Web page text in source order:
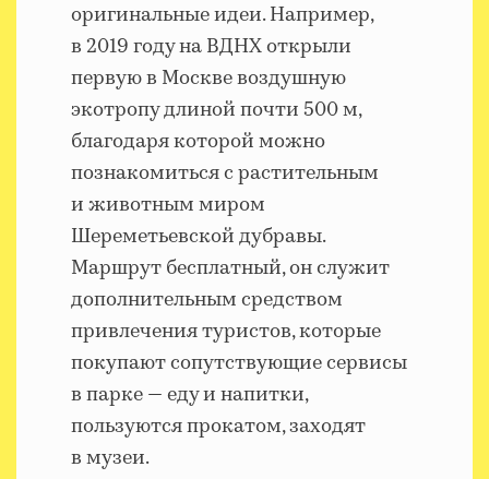
оригинальные идеи. Например,
в 2019 году на ВДНХ открыли
первую в Москве воздушную
экотропу длиной почти 500 м,
благодаря которой можно
познакомиться с растительным
и животным миром
Шереметьевской дубравы.
Маршрут бесплатный, он служит
дополнительным средством
привлечения туристов, которые
покупают сопутствующие сервисы
в парке — еду и напитки,
пользуются прокатом, заходят
в музеи.